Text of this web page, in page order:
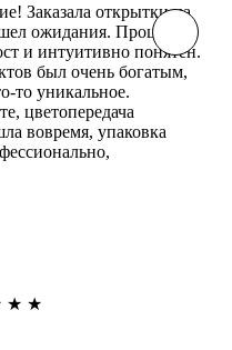
Заказала открытки на
ожидания. Процесс
и интуитивно понятен.
был очень богатым,
то уникальное.
цветопередача
вовремя, упаковка
★ ★